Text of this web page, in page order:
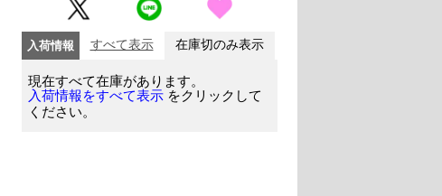
入荷情報 すべて表示 在庫切のみ表示
現在すべて在庫があります。
入荷情報をすべて表示 をクリックして
ください。